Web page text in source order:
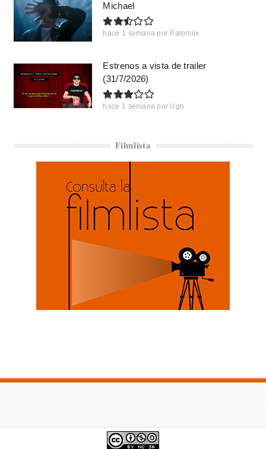
Michael
hace 1 semana por Palomiix
Estrenos a vista de trailer
(31/7/2026)
hace 1 semana por Ugh
Filmlista